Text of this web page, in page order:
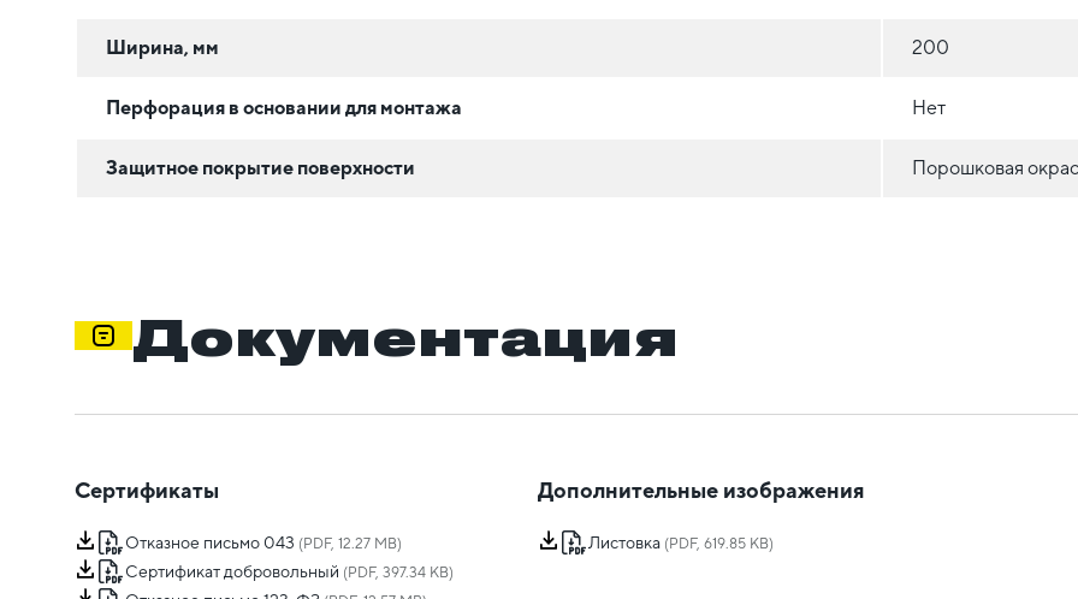
Ширина, мм 200
Перфорация в основании для монтажа Нет
Защитное покрытие поверхности Порошковая
Документация
Сертификаты
Отказное письмо 043 (PDF, 12.27 MB)
Сертификат добровольный (PDF, 397.34 KB)
Дополнительные изображения
Листовка(PDF, 619.85 KB)